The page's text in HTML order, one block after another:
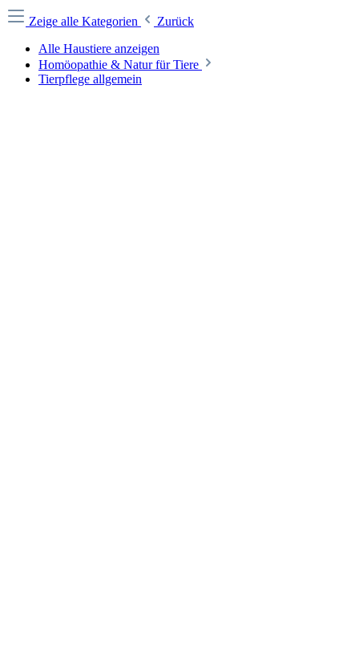
Zeige alle Kategorien
Zurück
Alle Haustiere anzeigen
Homöopathie & Natur für Tiere
Tierpflege allgemein